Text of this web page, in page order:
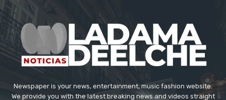
Newspaper is your news, entertainment, music fashion website.
We provide you with the latest breaking news and videos straight